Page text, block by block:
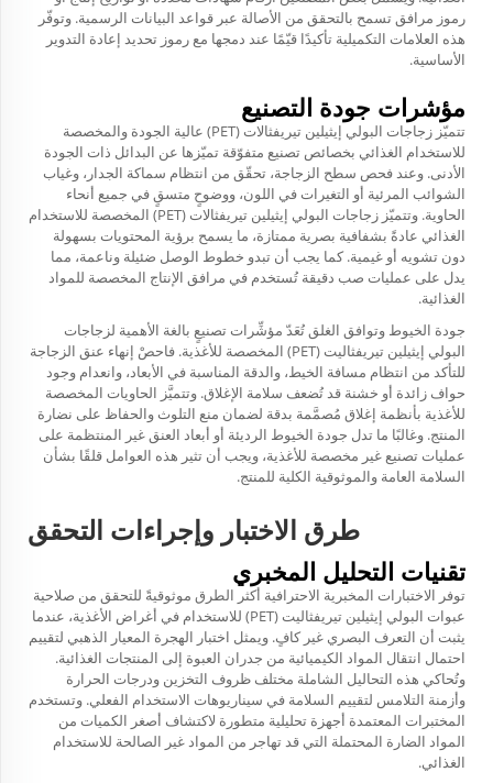
رموز مرافق تسمح بالتحقق من الأصالة عبر قواعد البيانات الرسمية. وتوفّر
هذه العلامات التكميلية تأكيدًا قيّمًا عند دمجها مع رموز تحديد إعادة التدوير
الأساسية.
مؤشرات جودة التصنيع
تتميّز زجاجات البولي إيثيلين تيريفثالات (PET) عالية الجودة والمخصصة
للاستخدام الغذائي بخصائص تصنيع متفوّقة تميّزها عن البدائل ذات الجودة
الأدنى. وعند فحص سطح الزجاجة، تحقّق من انتظام سماكة الجدار، وغياب
الشوائب المرئية أو التغيرات في اللون، ووضوحٍ متسقٍ في جميع أنحاء
الحاوية. وتتميّز زجاجات البولي إيثيلين تيريفثالات (PET) المخصصة للاستخدام
الغذائي عادةً بشفافية بصرية ممتازة، ما يسمح برؤية المحتويات بسهولة
دون تشويه أو غيمية. كما يجب أن تبدو خطوط الوصل ضئيلة وناعمة، مما
يدل على عمليات صب دقيقة تُستخدم في مرافق الإنتاج المخصصة للمواد
الغذائية.
جودة الخيوط وتوافق الغلق تُعَدّ مؤشِّرات تصنيعٍ بالغة الأهمية لزجاجات
البولي إيثيلين تيريفثاليت (PET) المخصصة للأغذية. فاحصْ إنهاء عنق الزجاجة
للتأكد من انتظام مسافة الخيط، والدقة المناسبة في الأبعاد، وانعدام وجود
حواف زائدة أو خشنة قد تُضعف سلامة الإغلاق. وتتميَّز الحاويات المخصصة
للأغذية بأنظمة إغلاق مُصمَّمة بدقة لضمان منع التلوث والحفاظ على نضارة
المنتج. وغالبًا ما تدل جودة الخيوط الرديئة أو أبعاد العنق غير المنتظمة على
عمليات تصنيع غير مخصصة للأغذية، ويجب أن تثير هذه العوامل قلقًا بشأن
السلامة العامة والموثوقية الكلية للمنتج.
طرق الاختبار وإجراءات التحقق
تقنيات التحليل المخبري
توفر الاختبارات المخبرية الاحترافية أكثر الطرق موثوقيةً للتحقق من صلاحية
عبوات البولي إيثيلين تيريفثاليت (PET) للاستخدام في أغراض الأغذية، عندما
يثبت أن التعرف البصري غير كافٍ. ويمثل اختبار الهجرة المعيار الذهبي لتقييم
احتمال انتقال المواد الكيميائية من جدران العبوة إلى المنتجات الغذائية.
وتُحاكي هذه التحاليل الشاملة مختلف ظروف التخزين ودرجات الحرارة
وأزمنة التلامس لتقييم السلامة في سيناريوهات الاستخدام الفعلي. وتستخدم
المختبرات المعتمدة أجهزة تحليلية متطورة لاكتشاف أصغر الكميات من
المواد الضارة المحتملة التي قد تهاجر من المواد غير الصالحة للاستخدام
الغذائي.